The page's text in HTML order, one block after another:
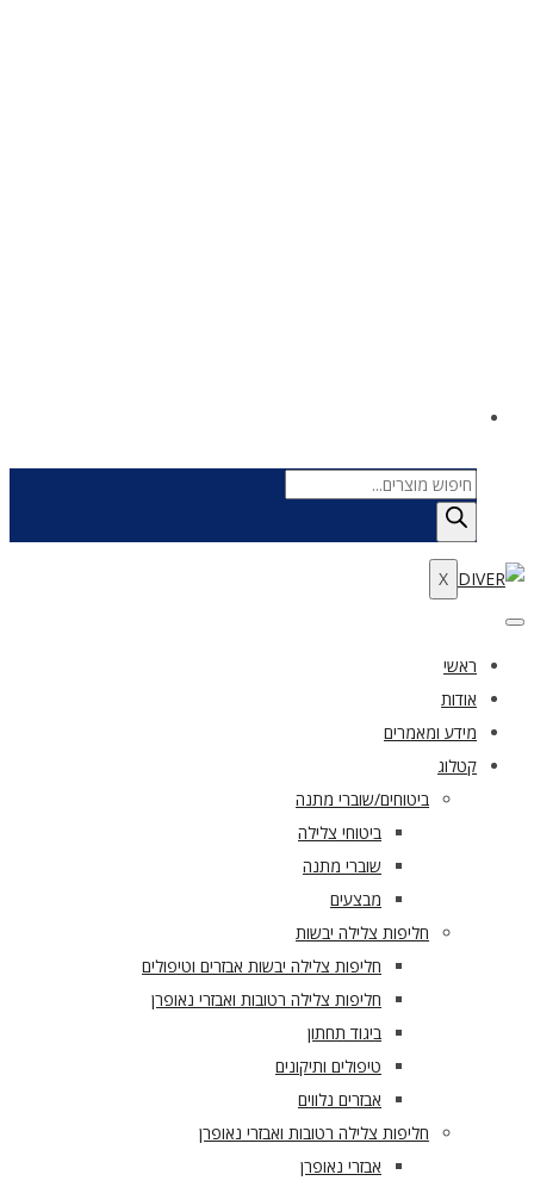
Products
search
X
ראשי
אודות
מידע ומאמרים
קטלוג
ביטוחים/שוברי מתנה
ביטוחי צלילה
שוברי מתנה
מבצעים
חליפות צלילה יבשות
חליפות צלילה יבשות אבזרים וטיפולים
חליפות צלילה רטובות ואבזרי נאופרן
ביגוד תחתון
טיפולים ותיקונים
אבזרים נלווים
חליפות צלילה רטובות ואבזרי נאופרן
אבזרי נאופרן